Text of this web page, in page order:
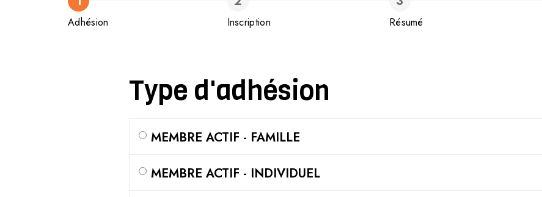
Adhésion Inscription Résumé
Type d'adhésion
MEMBRE ACTIF - FAMILLE
MEMBRE ACTIF - INDIVIDUEL